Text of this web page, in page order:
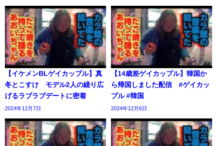
【イケメンBLゲイカップル】真
冬とこすけ モデル2人の繰り広
げるラブラブデートに密着
2024年12月7日
【14歳差ゲイカップル】韓国か
ら帰国しました配信 #ゲイカッ
プル #韓国
2024年12月6日